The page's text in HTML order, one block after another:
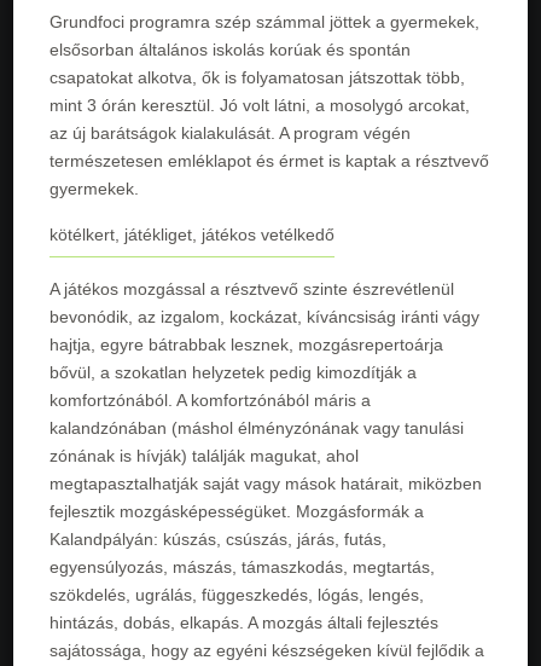
Grundfoci programra szép számmal jöttek a gyermekek,
elsősorban általános iskolás korúak és spontán
csapatokat alkotva, ők is folyamatosan játszottak több,
mint 3 órán keresztül. Jó volt látni, a mosolygó arcokat,
az új barátságok kialakulását. A program végén
természetesen emléklapot és érmet is kaptak a résztvevő
gyermekek.
kötélkert, játékliget, játékos vetélkedő
A játékos mozgással a résztvevő szinte észrevétlenül
bevonódik, az izgalom, kockázat, kíváncsiság iránti vágy
hajtja, egyre bátrabbak lesznek, mozgásrepertoárja
bővül, a szokatlan helyzetek pedig kimozdítják a
komfortzónából. A komfortzónából máris a
kalandzónában (máshol élményzónának vagy tanulási
zónának is hívják) találják magukat, ahol
megtapasztalhatják saját vagy mások határait, miközben
fejlesztik mozgásképességüket. Mozgásformák a
Kalandpályán: kúszás, csúszás, járás, futás,
egyensúlyozás, mászás, támaszkodás, megtartás,
szökdelés, ugrálás, függeszkedés, lógás, lengés,
hintázás, dobás, elkapás. A mozgás általi fejlesztés
sajátossága, hogy az egyéni készségeken kívül fejlődik a